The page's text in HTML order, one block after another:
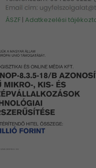
ÁSZF |Adatkezelési